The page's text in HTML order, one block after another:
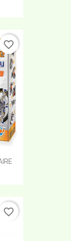
favorite_border
favorite_border